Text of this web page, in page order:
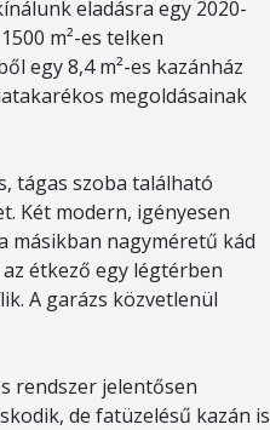
eladásra egy 2020-
m²-es telken
egy 8,4 m²-es kazánház
megoldásainak
tágas szoba található
Két modern, igényesen
másikban nagyméretű kád
étkező egy légtérben
A garázs közvetlenül
rendszer jelentősen
de fatüzelésű kazán is